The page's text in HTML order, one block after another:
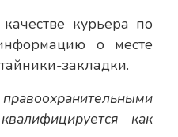
курьера по
о месте
закладки.
как